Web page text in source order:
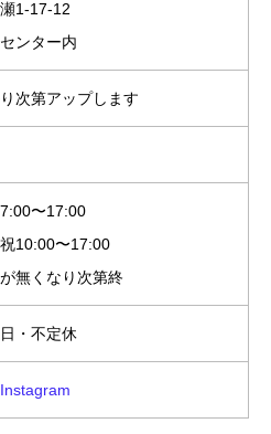
瀬1-17-12
ンター内
次第アップします
〜17:00
10:00〜17:00
無くなり次第終
・不定休